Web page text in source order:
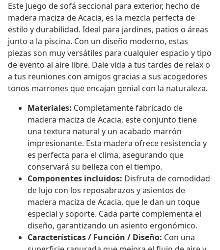
Este juego de sofá seccional para exterior, hecho de
madera maciza de Acacia, es la mezcla perfecta de
estilo y durabilidad. Ideal para jardines, patios o áreas
junto a la piscina. Con un diseño moderno, estas
piezas son muy versátiles para cualquier espacio y tipo
de evento al aire libre. Dale vida a tus tardes de relax o
a tus reuniones con amigos gracias a sus acogedores
tonos marrones que encajan genial con la naturaleza.
Materiales: Completamente fabricado de
madera maciza de Acacia, este conjunto tiene
una textura natural y un acabado marrón
impresionante. Esta madera ofrece resistencia y
es perfecta para el clima, asegurando que
conservará su belleza con el tiempo.
Componentes incluidos: Disfruta de comodidad
de lujo con los reposabrazos y asientos de
madera maciza de Acacia, que le dan un toque
especial y soporte. Cada parte complementa el
diseño, garantizando un asiento ergonómico.
Características / Función / Diseño: Con una